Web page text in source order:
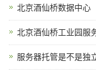
北京酒仙桥数据中心
北京酒仙桥工业园服
服务器托管是不是独